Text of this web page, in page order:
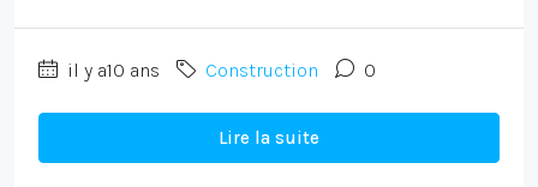
il y a10 ans Construction 0
Lire la suite